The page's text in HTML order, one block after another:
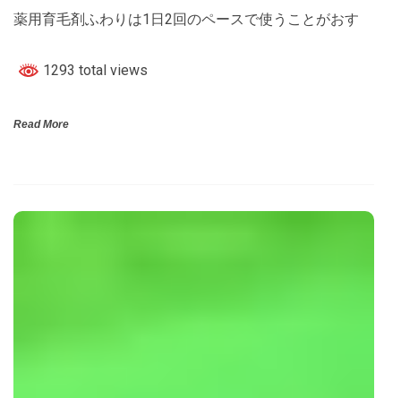
薬用育毛剤ふわりは1日2回のペースで使うことがおす
1293 total views
Read More